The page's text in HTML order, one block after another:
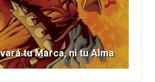
tu Marca, ni tu Alma